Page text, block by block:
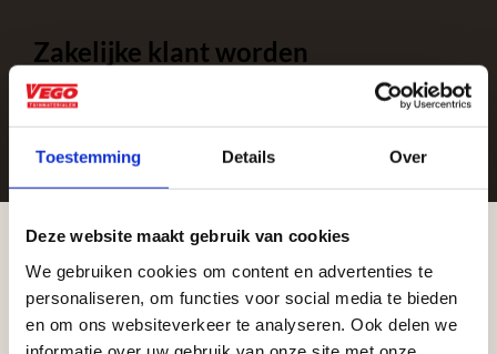
Toestemming Details Over
Deze website maakt gebruik van cookies
We gebruiken cookies om content en advertenties te
personaliseren, om functies voor social media te bieden
en om ons websiteverkeer te analyseren. Ook delen we
Zakelijke klant worden
Vego Tuinmaterialen is de meest geschikte partner
infraproducten. Als professionele leverancier van
tuinmaterialen bieden wij een breed assortiment
zakelijke mogelijkheden.
Aangepaste openingstijden tijdens de
vakantieperiode